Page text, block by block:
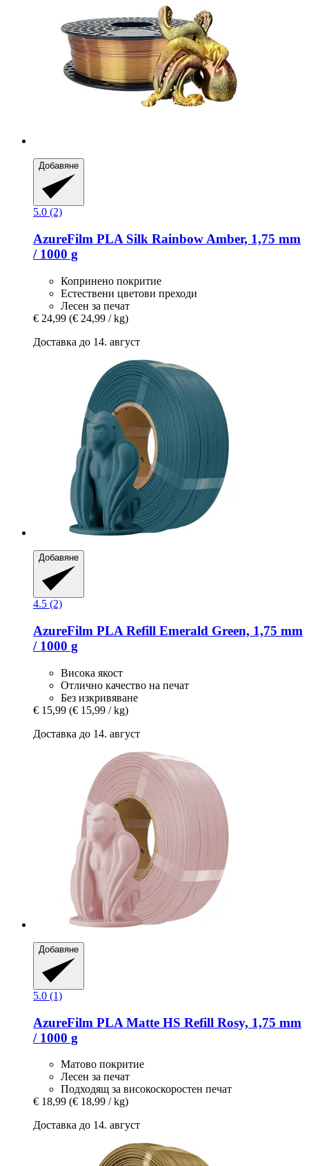
Добавяне
5.0 (2)
AzureFilm PLA Silk Rainbow Amber, 1,75 mm
/ 1000 g
Копринено покритие
Естествени цветови преходи
Лесен за печат
€ 24,99 (€ 24,99 / kg)
Доставка до 14. август
Добавяне
4.5 (2)
AzureFilm PLA Refill Emerald Green, 1,75 mm
/ 1000 g
Висока якост
Отлично качество на печат
Без изкривяване
€ 15,99 (€ 15,99 / kg)
Доставка до 14. август
Добавяне
5.0 (1)
AzureFilm PLA Matte HS Refill Rosy, 1,75 mm
/ 1000 g
Матово покритие
Лесен за печат
Подходящ за високоскоростен печат
€ 18,99 (€ 18,99 / kg)
Доставка до 14. август